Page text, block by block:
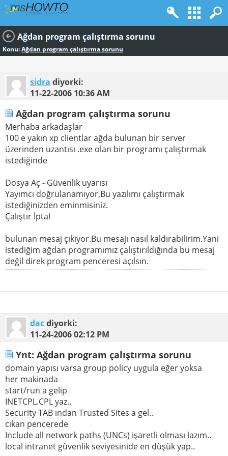
Ağdan program çalıştırma sorunu
Konu:Ağdan program çalıştırma sorunu
sidra diyorki:
11-22-2006 10:36 AM
Ağdan program çalıştırma sorunu
Merhaba arkadaşlar
100 e yakın xp clientlar ağda bulunan bir server
üzerinden uzantısı .exe olan bir programı çalıştırmak
istediğinde
Dosya Aç - Güvenlik uyarısı
Yayımcı doğrulanamıyor,Bu yazılımı çalıştırmak
istediğinizden eminmisiniz.
Çalıştır İptal
bulunan mesaj çıkıyor.Bu mesajı nasıl kaldırabilirim.Yani
istediğim ağdan programımız çalıştırıldığında bu mesaj
değil direk program penceresi açılsın.
dacdiyorki:
11-24-200602:12 PM
Ynt: Ağdan program çalıştırma sorunu
domain yapısı varsa group policy uygula eğer yoksa
her makinada
start/run a gelip
INETCPL.CPL yaz..
Security TAB ından Trusted Sites a gel..
cıkan pencerede
Include all network paths (UNCs) işaretli olması lazım..
local intranet güvenlik seviyesinide en düşük yap..